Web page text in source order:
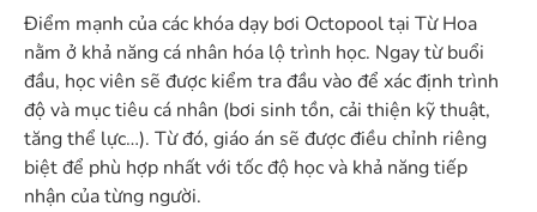
Điểm mạnh của các khóa dạy bơi Octopool tại Từ Hoa
nằm ở khả năng cá nhân hóa lộ trình học. Ngay từ buổi
đầu, học viên sẽ được kiểm tra đầu vào để xác định trình
độ và mục tiêu cá nhân (bơi sinh tồn, cải thiện kỹ thuật,
tăng thể lực…). Từ đó, giáo án sẽ được điều chỉnh riêng
biệt để phù hợp nhất với tốc độ học và khả năng tiếp
nhận của từng người.